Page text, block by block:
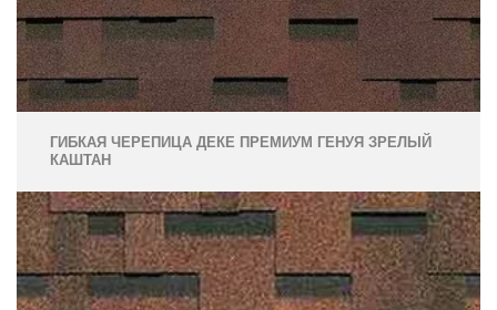
ГИБКАЯ ЧЕРЕПИЦА ДЕКЕ ПРЕМИУМ ГЕНУЯ ЗРЕЛЫЙ
КАШТАН